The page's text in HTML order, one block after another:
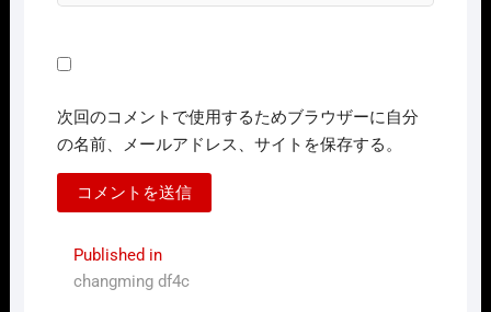
次回のコメントで使用するためブラウザーに自分
の名前、メールアドレス、サイトを保存する。
投
稿
Published in
changming df4c